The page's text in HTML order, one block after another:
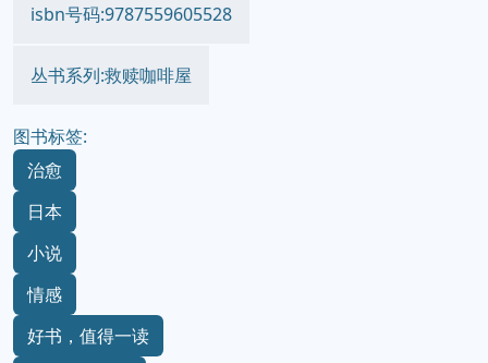
isbn号码:9787559605528
丛书系列:救赎咖啡屋
图书标签:
治愈
日本
小说
情感
好书，值得一读